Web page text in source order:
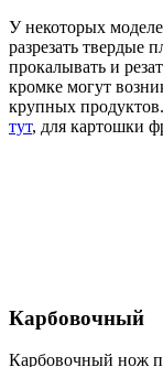
У некоторых
разрезать
прокалывать и
кромке могут
крупных
тут, для картошки
Карбовочный
Карбовочный нож